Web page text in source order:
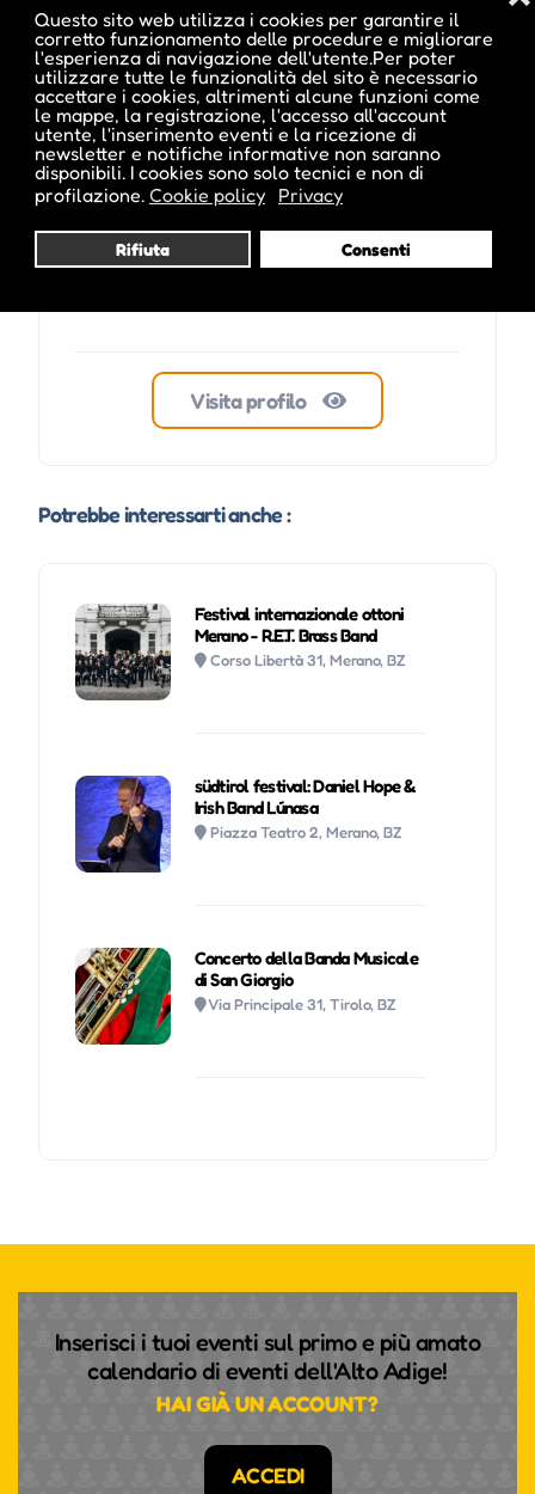
Questo sito web utilizza i cookies per garantire il
corretto funzionamento delle procedure e migliorare
l'esperienza di navigazione dell'utente.Per poter
utilizzare tutte le funzionalità del sito è necessario
accettare i cookies, altrimenti alcune funzioni come
le mappe, la registrazione, l'accesso all'account
utente, l'inserimento eventi e la ricezione di
newsletter e notifiche informative non saranno
disponibili. I cookies sono solo tecnici e non di
profilazione. Cookie policy Privacy
Rifiuta Consenti
ale inside
Visita profilo
Potrebbe interessarti anche :
Festival internazionale ottoni
Merano - R.E.T. Brass Band
Corso Libertà 31, Merano, BZ
südtirol festival: Daniel Hope &
Irish Band Lúnasa
Piazza Teatro 2, Merano, BZ
Concerto della Banda Musicale
di San Giorgio
Via Principale 31, Tirolo, BZ
Inserisci i tuoi eventi sul primo e più amato
calendario di eventi dell'Alto Adige!
HAI GIÀ UN ACCOUNT?
ACCEDI